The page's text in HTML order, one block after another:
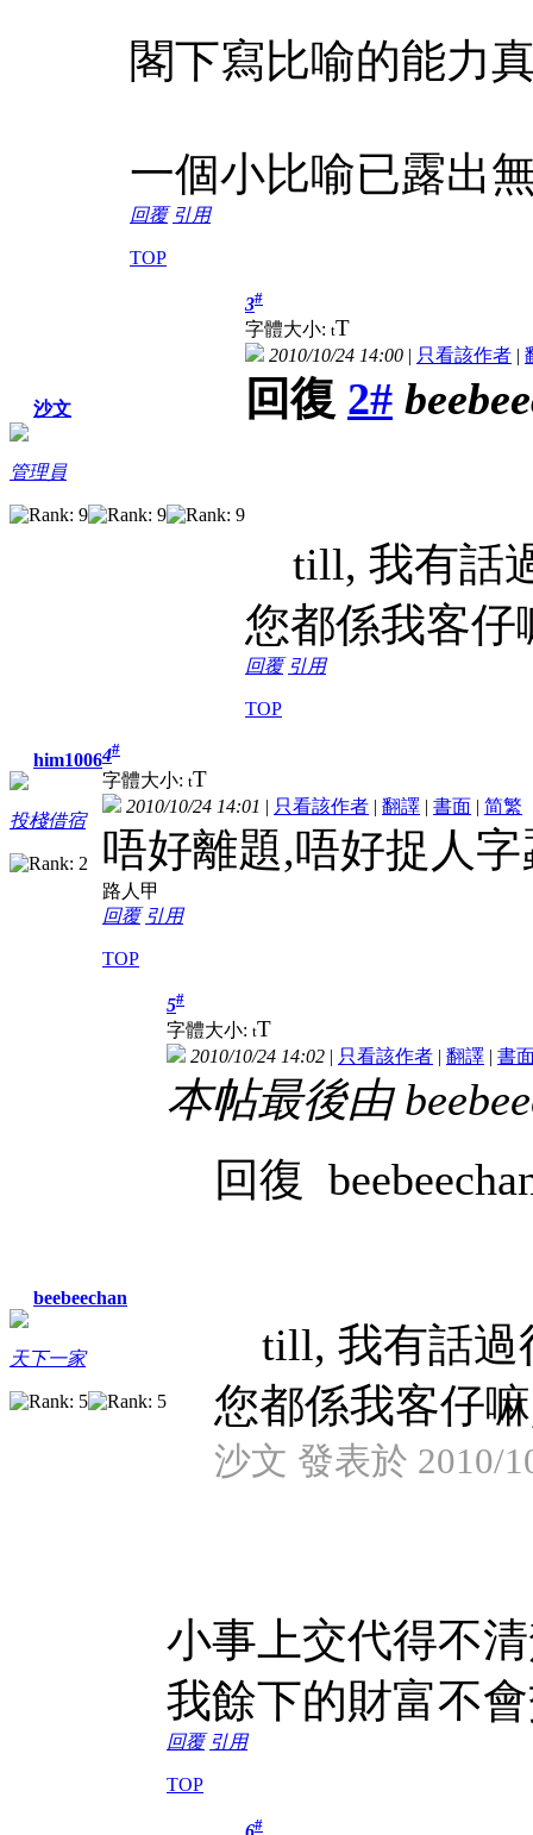
閣下寫比喻的能力
一個小比喻已露出
回覆 引用
TOP
沙文
管理員
3#
字體大小: tT
2010/10/24 14:00 | 只看該作者 |
回復 2#
till, 我有話
您都係我客仔
回覆 引用
TOP
him1006
投棧借宿
4#
字體大小: tT
2010/10/24 14:01 | 只看該作者 | 翻譯 | 書面 | 简繁
唔好離題,唔好捉人字
路人甲
回覆 引用
TOP
beebeechan
天下一家
5#
字體大小: tT
2010/10/24 14:02 | 只看該作者 | 翻譯 | 書
本帖最後由
回復
till, 我有話過
您都係我客仔
沙文 發表於 2010/
小事上交代得不
我餘下的財富不
回覆 引用
TOP
6#